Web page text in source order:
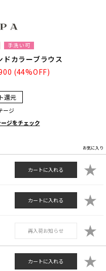
手洗い可
ドカラーブラウス
(44%OFF)
還元
ージ
ジをチェック
お気に入り
カートに入れる ★
カートに入れる ★
再入荷お知らせ ★
カートに入れる ★